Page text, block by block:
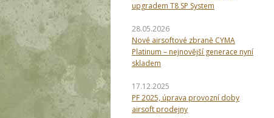
upgradem T8 SP System
28.05.2026
Nové airsoftové zbraně CYMA
Platinum – nejnovější generace nyní
skladem
17.12.2025
PF 2025, úprava provozní doby
airsoft prodejny